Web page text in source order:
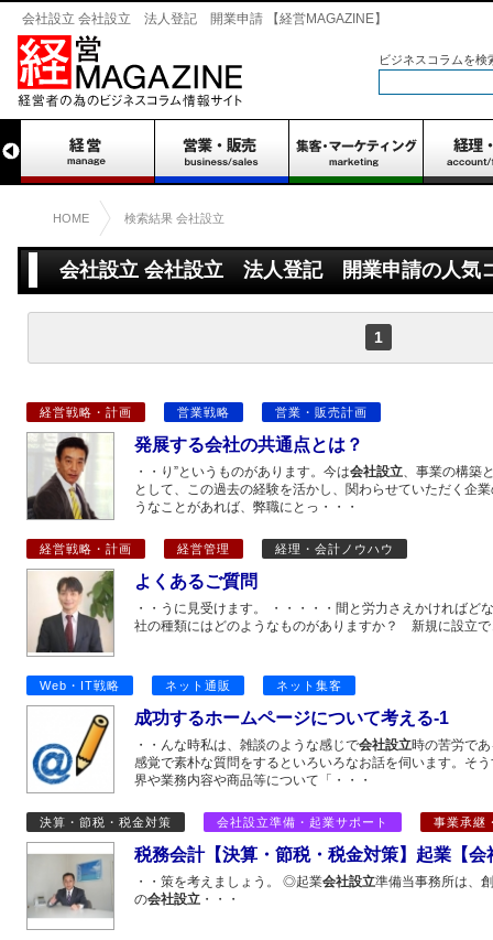
会社設立 会社設立 法人登記 開業申請 【経営MAGAZINE】
ビジネスコラムを検
HOME 検索結果 会社設立
会社設立 会社設立 法人登記 開業申請の人気
1
経営戦略・計画 営業戦略 営業・販売計画
発展する会社の共通点とは？
・・り”というものがあります。今は会社設立、事業の構築
として、この過去の経験を活かし、関わらせていただく企
うなことがあれば、弊職にとっ・・・
経営戦略・計画 経営管理 経理・会計ノウハウ
よくあるご質問
・・うに見受けます。 ・・・・・間と労力さえかければど
社の種類にはどのようなものがありますか？ 新規に設立
Web・IT戦略 ネット通販 ネット集客
成功するホームページについて考える-1
・・んな時私は、雑談のような感じで会社設立時の苦労で
感覚で素朴な質問をするといろいろなお話を伺います。そ
界や業務内容や商品等について「・・・
決算・節税・税金対策 会社設立準備・起業サポート 事業承継
税務会計【決算・節税・税金対策】起業【
・・策を考えましょう。 ◎起業会社設立準備当事務所は、
の会社設立 ・・・